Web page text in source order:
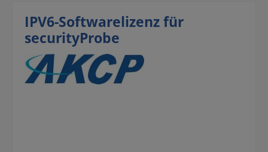
IPV6-Softwarelizenz für
securityProbe